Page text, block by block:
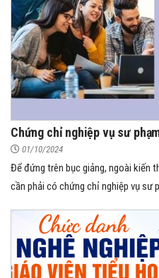
Chứng chỉ nghiệp vụ sư
01/10/2024
Để đứng trên bục giảng, ngoài kiến
cần phải có chứng chỉ nghiệp vụ sư